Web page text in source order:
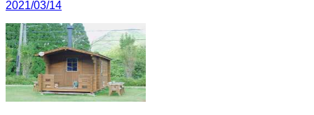
2021/03/14